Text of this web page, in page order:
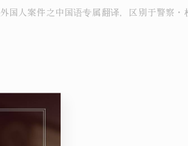
国人案件之中国语专属翻译，区别于警察・